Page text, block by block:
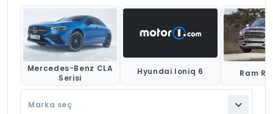
Mercedes-Benz CLA
Serisi
Hyundai Ioniq 6 Ram
Marka seç